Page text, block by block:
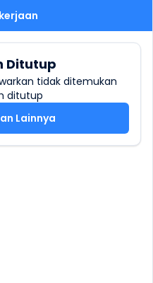
Ditutup
tidak ditemukan
ditutup
Lainnya